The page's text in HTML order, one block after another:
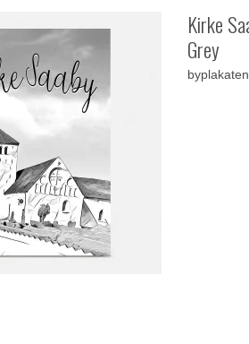
Kirke
Grey